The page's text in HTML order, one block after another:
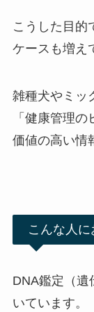
こうした目的
ケースも増え
雑種犬やミッ
「健康管理
価値の高い情
こんな人
DNA鑑定（遺
いています。